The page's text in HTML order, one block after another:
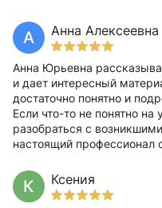
А Анна Алексеевна
Анна Юрьевна
и дает интересный
достаточно понятно и
Если что-то не понятно на
разобраться с
настоящий профессионал
К Ксения